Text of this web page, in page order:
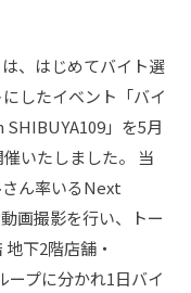
、はじめてバイト選
したイベント「バイ
」を5月
いたしました。 当
ん率いるNext
画撮影を行い、トー
下2階店舗・
プに分かれ1日バイ